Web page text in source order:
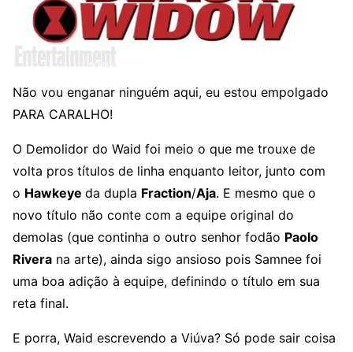
Não vou enganar ninguém aqui, eu estou empolgado
PARA CARALHO!
O Demolidor do Waid foi meio o que me trouxe de
volta pros títulos de linha enquanto leitor, junto com
o Hawkeye da dupla Fraction/Aja. E mesmo que o
novo título não conte com a equipe original do
demolas (que continha o outro senhor fodão Paolo
Rivera na arte), ainda sigo ansioso pois Samnee foi
uma boa adição à equipe, definindo o título em sua
reta final.
E porra, Waid escrevendo a Viúva? Só pode sair coisa